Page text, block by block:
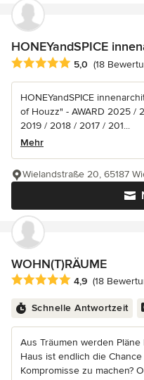
HONEYandSPICE
Durchschnittliche
5,0 (18
HONEYandSPICE
of Houzz" - AWARD 2025
2019 / 2018 / 2017 / 201...
Mehr
Wielandstraße 20, 65187
WOHN(T)RÄUME
Durchschnittliche
4,9 (18
Schnelle Antwortzeit
Aus Träumen werden
Haus ist endlich die
Kompromisse zu machen?